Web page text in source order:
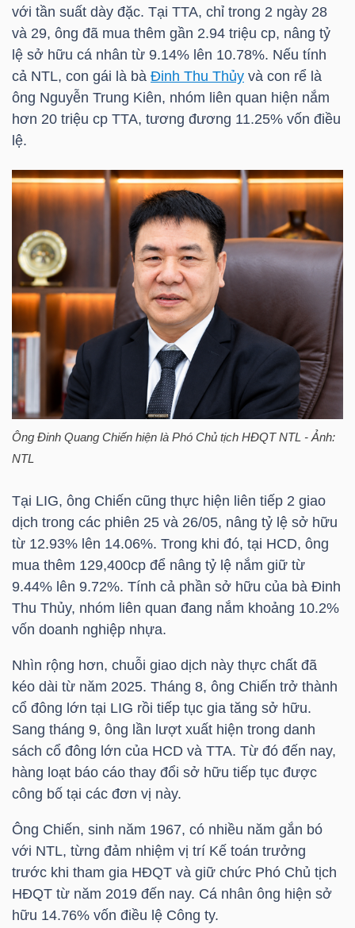
với tần suất dày đặc. Tại TTA, chỉ trong 2 ngày 28
và 29, ông đã mua thêm gần 2.94 triệu cp, nâng tỷ
lệ sở hữu cá nhân từ 9.14% lên 10.78%. Nếu tính
cả NTL, con gái là bà Đinh Thu Thủy và con rể là
ông Nguyễn Trung Kiên, nhóm liên quan hiện nắm
hơn 20 triệu cp TTA, tương đương 11.25% vốn điều
lệ.
Ông Đinh Quang Chiến hiện là Phó Chủ tịch HĐQTNTL - Ảnh:
NTL
Tại LIG, ông Chiến cũng thực hiện liên tiếp 2 giao
dịch trong các phiên 25 và 26/05, nâng tỷ lệ sở hữu
từ 12.93% lên 14.06%. Trong khi đó, tại HCD, ông
mua thêm 129,400cp để nâng tỷ lệ nắm giữ từ
9.44% lên 9.72%. Tính cả phần sở hữu của bà Đinh
Thu Thủy, nhóm liên quan đang nắm khoảng 10.2%
vốn doanh nghiệp nhựa.
Nhìn rộng hơn, chuỗi giao dịch này thực chất đã
kéo dài từ năm 2025. Tháng 8, ông Chiến trở thành
cổ đông lớn tại LIG rồi tiếp tục gia tăng sở hữu.
Sang tháng 9, ông lần lượt xuất hiện trong danh
sách cổ đông lớn của HCD và TTA. Từ đó đến nay,
hàng loạt báo cáo thay đổi sở hữu tiếp tục được
công bố tại các đơn vị này.
Ông Chiến, sinh năm 1967, có nhiều năm gắn bó
với NTL, từng đảm nhiệm vị trí Kế toán trưởng
trước khi tham gia HĐQT và giữ chức Phó Chủ tịch
HĐQT từ năm 2019 đến nay. Cá nhân ông hiện sở
hữu 14.76% vốn điều lệ Công ty.
ĐÔNG
DƯƠNG
CHÍNH
CÁ
PHÂN
TÍCH
VIETSTOCKFINANCE
NGÀNH
NGHIỆP
CỔ
PHIẾU
PHÁI
PHIẾU